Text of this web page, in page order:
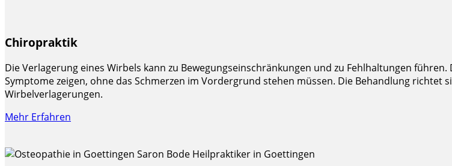
Chiropraktik
Die Verlagerung eines Wirbels kann zu Bewegungseinschränkungen und zu Fehlhaltungen
Symptome zeigen, ohne das Schmerzen im Vordergrund stehen müssen. Die Behandlung
Wirbelverlagerungen.
Mehr Erfahren